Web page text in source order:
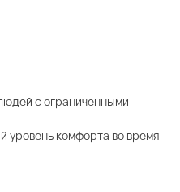
с ограниченными
уровень комфорта во время